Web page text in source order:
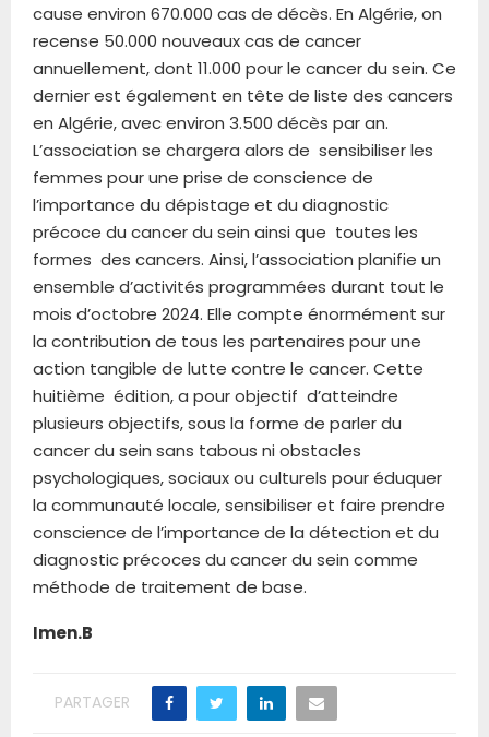
cause environ 670.000 cas de décès. En Algérie, on
recense 50.000 nouveaux cas de cancer
annuellement, dont 11.000 pour le cancer du sein. Ce
dernier est également en tête de liste des cancers
en Algérie, avec environ 3.500 décès par an.
L’association se chargera alors de sensibiliser les
femmes pour une prise de conscience de
l’importance du dépistage et du diagnostic
précoce du cancer du sein ainsi que toutes les
formes des cancers. Ainsi, l’association planifie un
ensemble d’activités programmées durant tout le
mois d’octobre 2024. Elle compte énormément sur
la contribution de tous les partenaires pour une
action tangible de lutte contre le cancer. Cette
huitième édition, a pour objectif d’atteindre
plusieurs objectifs, sous la forme de parler du
cancer du sein sans tabous ni obstacles
psychologiques, sociaux ou culturels pour éduquer
la communauté locale, sensibiliser et faire prendre
conscience de l’importance de la détection et du
diagnostic précoces du cancer du sein comme
méthode de traitement de base.
Imen.B
PARTAGER